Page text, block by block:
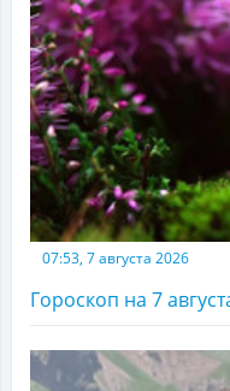
07:53, 7 августа 2026
Гороскоп на 7